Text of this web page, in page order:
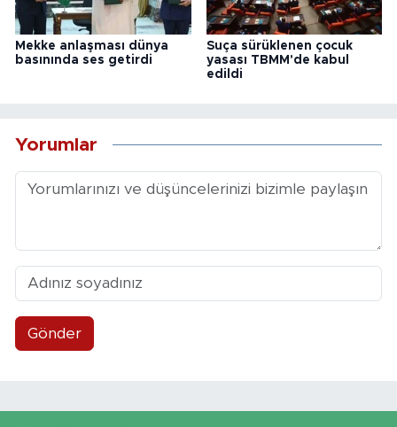
Mekke anlaşması dünya
basınında ses getirdi
Suça sürüklenen çocuk
yasası TBMM'de kabul
edildi
Yorumlar
Gönder